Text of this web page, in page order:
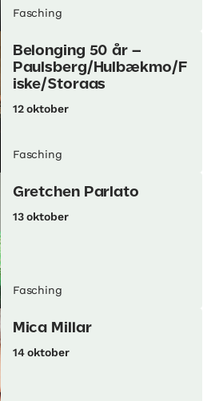
Fasching
Belonging 50 år –
Paulsberg/Hulbækmo/F
iske/Storaas
12 oktober
Fasching
Gretchen Parlato
13 oktober
Fasching
Mica Millar
14 oktober